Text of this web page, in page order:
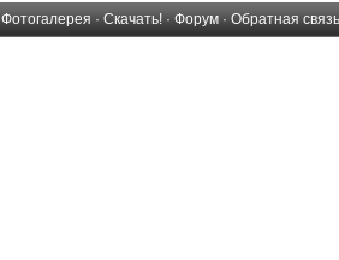
Фотогалерея · Скачать! · Форум · Обратная связь